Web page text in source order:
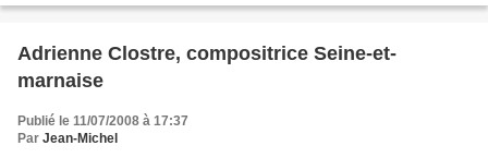
Adrienne Clostre, compositrice Seine-et-
marnaise
Publié le 11/07/2008 à 17:37
Par Jean-Michel